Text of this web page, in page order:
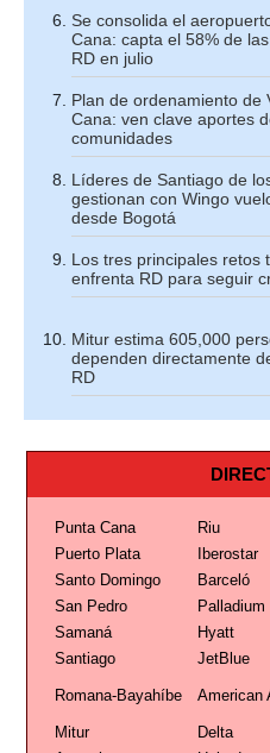
Se consolida el
Cana: capta el 58% de
RD en julio
Plan de ordenamiento de
Cana: ven clave aportes
comunidades
Líderes de Santiago de
gestionan con Wingo
desde Bogotá
Los tres principales retos
enfrenta RD para seguir
Mitur estima 605,000
dependen directamente
RD
Punta Cana Riu
Puerto Plata
Iberostar
Santo Domingo
Barceló
San Pedro
Palladium
Samaná
Hyatt
Santiago
JetBlue
Romana-Bayahíbe American
Mitur
Delta